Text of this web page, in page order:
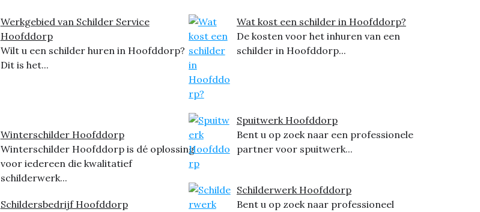
Werkgebied van Schilder Service
Hoofddorp
Wilt u een schilder huren in Hoofddorp?
Dit is het...
Winterschilder Hoofddorp
Winterschilder Hoofddorp is dé oplossing
voor iedereen die kwalitatief
schilderwerk...
Schildersbedrijf Hoofddorp
Wat kost een schilder in Hoofddorp?
De kosten voor het inhuren van een
schilder in Hoofddorp...
Spuitwerk Hoofddorp
Bent u op zoek naar een professionele
partner voor spuitwerk...
Schilderwerk Hoofddorp
Bent u op zoek naar professioneel